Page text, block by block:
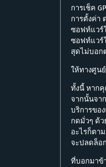
การเช็ค
การตั้งค่า
ซอฟท์แวร์
ซอฟท์แวร์
สุดไม่บอก
ให้ทางศูน
ทั้งนี้ หากคุ
จากนั้นจา
บริการขอ
กดมั่วๆ ด้ว
อะไรก็ตา
จะปลดล็อ
ที่บอกมาข้